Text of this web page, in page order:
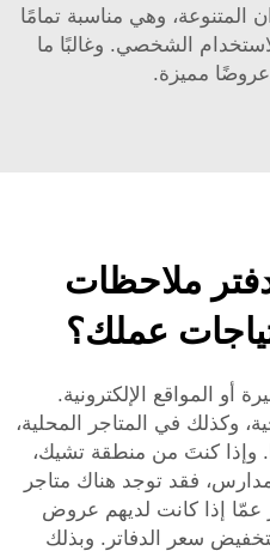
المتنوعة، وهي مناسبة تمامًا
الشخصي. وغالبًا ما
مميزة.
ملاحظات
أو المواقع الإلكترونية.
وكذلك في المتاجر المحلية،
وإذا كنتَ من منطقة تشيك،
فقد توجد هناك متاجر
عمّا إذا كانت لديهم عروض
سعر الدفاتر. وبذلك